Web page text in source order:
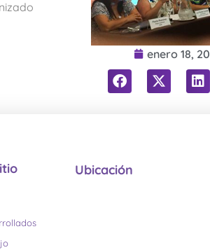
enero 18,
Ubicación